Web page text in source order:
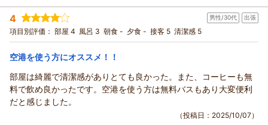
ちらもご満足いただけたようで大変嬉しく拝見しました。清潔
さや広さについてのお褒めの言葉は、スタッフにとって大きな
励みになります。
また、フロントスタッフの笑顔や朝食の種類・味についてもご
評価いただき、重ねて御礼申し上げます。出張前日のご利用と
お仕事前に少しでもリラックスしていただけたのであれば幸い
です。
次回のご出張の際も、変わらぬ快適さをご提供できるよう努め
投稿者： とつこさん(女性/30代)
宿泊プラン： 【福岡空港ご利用の方限定】 素泊りプラン
シングル
食事なし
宿泊価格帯： 7,001～8,000円(大人一人あたり/税込)
ご宿泊いただき、また温かいお言葉をお寄せくださり誠にあり
がとうございます。
空港からのアクセスの良さや、夜も静かにお過ごしいただけた
4 男性/30代 出張
項目別評価： 部屋 4 風呂 3 朝食 - 夕食 - 接客 5 清潔感 5
空港を使う方にオススメ！！
部屋は綺麗で清潔感がありとても良かった。また、コーヒーも無
料で飲め良かったです。空港を使う方は無料バスもあり大変便利
だと感じました。
（投稿日：2025/10/07）